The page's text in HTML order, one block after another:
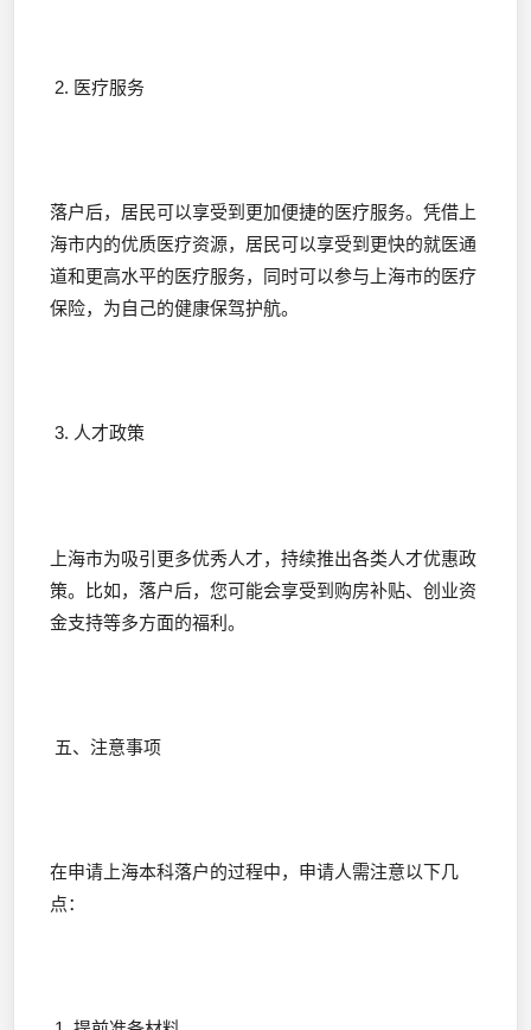
2. 医疗服务
落户后，居民可以享受到更加便捷的医疗服务。凭借上
海市内的优质医疗资源，居民可以享受到更快的就医通
道和更高水平的医疗服务，同时可以参与上海市的医疗
保险，为自己的健康保驾护航。
3. 人才政策
上海市为吸引更多优秀人才，持续推出各类人才优惠政
策。比如，落户后，您可能会享受到购房补贴、创业资
金支持等多方面的福利。
五、注意事项
在申请上海本科落户的过程中，申请人需注意以下几
点：